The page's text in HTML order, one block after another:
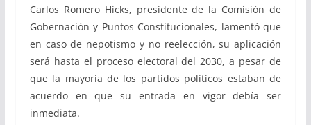
Carlos Romero Hicks, presidente de la Comisión de
Gobernación y Puntos Constitucionales, lamentó que
en caso de nepotismo y no reelección, su aplicación
será hasta el proceso electoral del 2030, a pesar de
que la mayoría de los partidos políticos estaban de
acuerdo en que su entrada en vigor debía ser
inmediata.